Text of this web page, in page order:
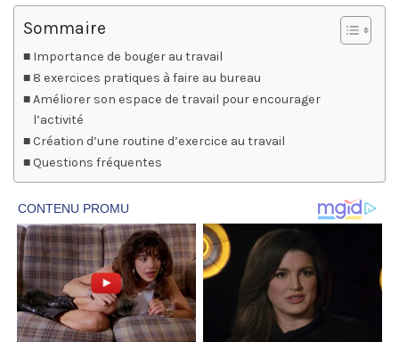
Sommaire
Importance de bouger au travail
8 exercices pratiques à faire au bureau
Améliorer son espace de travail pour encourager
l’activité
Création d’une routine d’exercice au travail
Questions fréquentes